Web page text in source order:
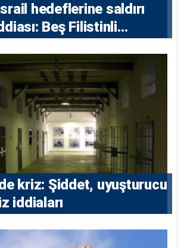
hedeflerine saldırı
Beş Filistinli
kriz: Şiddet, uyuşturucu
iddiaları